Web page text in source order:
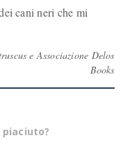
cani neri che mi
e Associazione Delos
Books